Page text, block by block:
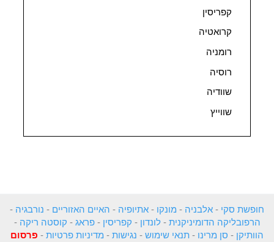
קפריסין
קרואטיה
רומניה
רוסיה
שוודיה
שווייץ
חופשת סקי - אלבניה - מונקו - אתיופיה - האיים האזוריים - נורבגיה -
הרפובליקה הדומיניקנית -לונדון - קפריסין -פראג - קוסטה ריקה -
הוותיקן - סן מרינו - תנאי שימוש - נגישות - מדיניות פרטיות - פרסום